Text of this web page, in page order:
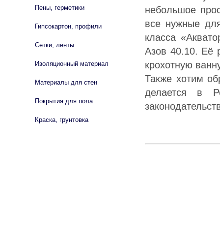
небольшое
все нужные
класса
Азов 40.10. Её
крохотную
Также хотим
делается в
Пены, герметики
Гипсокартон, профили
Сетки, ленты
Изоляционный материал
Материалы для стен
Покрытия для пола
Краска, грунтовка